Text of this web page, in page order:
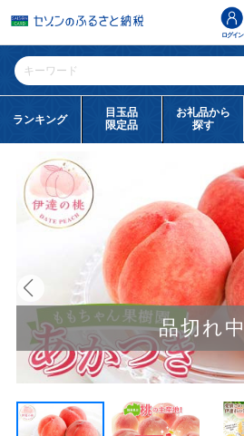
ログイン
ランキング
目玉品
限定品
お礼品から
探す
品切れ中